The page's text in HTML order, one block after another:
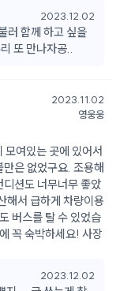
2023.12.02
러 함께 하고 싶을
또 만나자공..
2023.11.02
영웅웅
여있는 곳에 있어서
은 없었구요. 조용해
션도 너무너무 좋았
해서 급하게 차량이용
버스를 탈 수 있었습
꼭 숙박하세요! 사장
2023.12.02